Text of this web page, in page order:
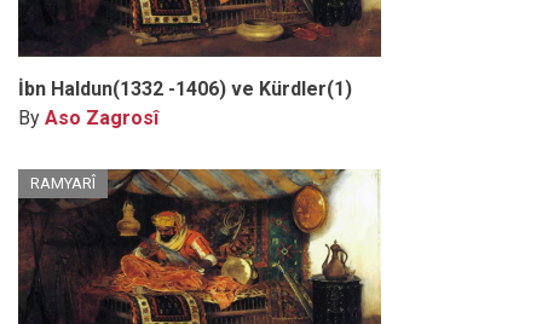
İbn Haldun(1332 -1406) ve Kürdler(1)
By Aso Zagrosî
RAMYARÎ